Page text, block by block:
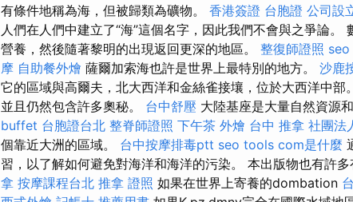
有條件地稱為海，但被歸類為礦物。 香港簽證 台胞證 公司設
人們在人們中建立了“海”這個名字，因此我們不會與之爭論
營養，然後隨著黎明的出現返回更深的地區。 整復師證照 seo
摩 自助餐外燴 薩爾加索海也許是世界上最特別的地方。 沙鹿
它的區域與高爾夫，北大西洋和金絲雀接壤，位於大西洋中部
並且仍然包含許多奧秘。 台中舒壓 大陸基座是大量自然資源
buffet 台胞證台北 整脊師證照 下午茶 外燴 台中 推拿 社團法
個靠近大洲的區域。 台中按摩排毒ptt seo tools com是什麼
習，以了解如何避免對海洋和海洋的污染。 本出版物也有許
拿 按摩課程台北 推拿 證照 如果在世界上寄養的dombation